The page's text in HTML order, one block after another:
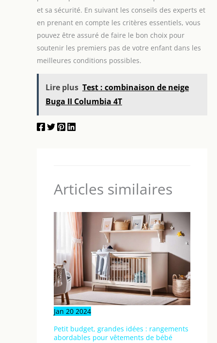
et sa sécurité. En suivant les conseils des experts et
en prenant en compte les critères essentiels, vous
pouvez être assuré de faire le bon choix pour
soutenir les premiers pas de votre enfant dans les
meilleures conditions possibles.
Lire plus Test : combinaison de neige
Buga II Columbia 4T
Articles similaires
Jan 20 2024
Petit budget, grandes idées : rangements
abordables pour vêtements de bébé